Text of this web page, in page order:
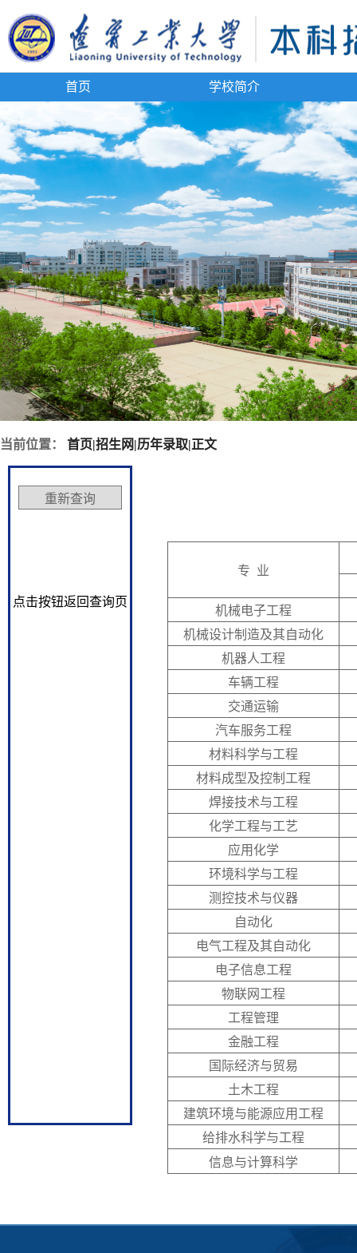
首页 学校简介
当前位置： 首页|招生网|历年录取|正文
点击按钮返回查询页
专 业
机械电子工程
机械设计制造及其自动化
机器人工程
车辆工程
交通运输
汽车服务工程
材料科学与工程
材料成型及控制工程
焊接技术与工程
化学工程与工艺
应用化学
环境科学与工程
测控技术与仪器
自动化
电气工程及其自动化
电子信息工程
物联网工程
工程管理
金融工程
国际经济与贸易
土木工程
建筑环境与能源应用工程
给排水科学与工程
信息与计算科学